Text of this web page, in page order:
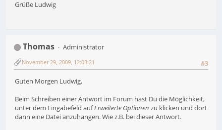
Grüße Ludwig
Thomas
Administrator
#3
November 29, 2009, 12:03:21
Guten Morgen Ludwig,
Beim Schreiben einer Antwort im Forum hast Du die Möglichkeit,
unter dem Eingabefeld aufErweiterte Optionen zu klicken und dort
dann eine Datei anzuhängen. Wie z.B. bei dieser Antwort.